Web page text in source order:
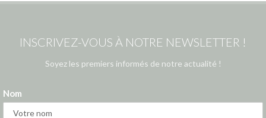
INSCRIVEZ-VOUS À NOTRE NEWSLETTER !
Soyez les premiers informés de notre actualité !
Nom